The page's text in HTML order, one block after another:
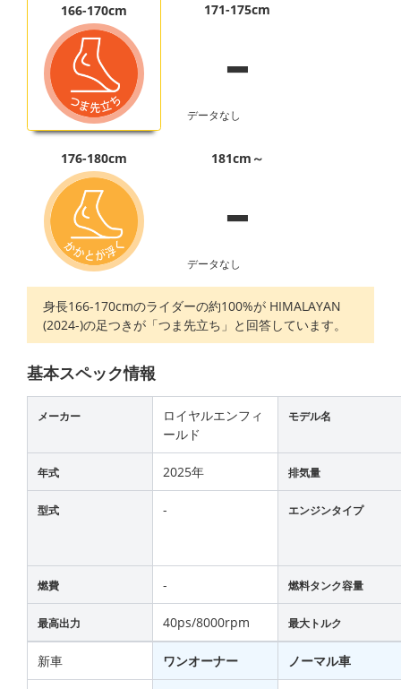
166-170cm 171-175cm
-
データなし
176-180cm 181cm～
-
データなし
身長166-170cmのライダーの約100%が HIMALAYAN
(2024-)の足つきが「つま先立ち」と回答しています。
基本スペック情報
メーカー
ロイヤルエンフィ
ールド
モデル名
年式 2025年 排気量
型式 - エンジンタイプ
燃費 - 燃料タンク容量
最高出力 40ps/8000rpm 最大トルク
新車 ワンオーナー ノーマル車